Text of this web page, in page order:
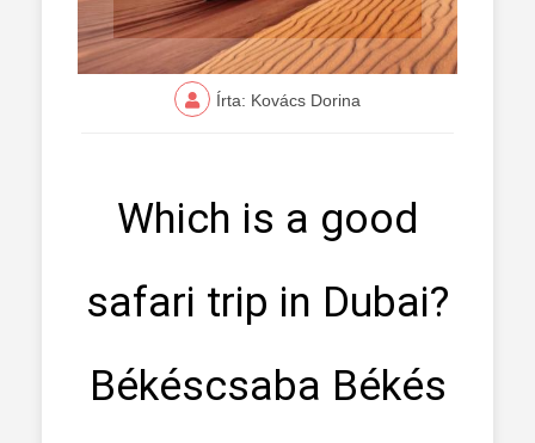
Írta: Kovács Dorina
Which is a good
safari trip in Dubai?
Békéscsaba Békés